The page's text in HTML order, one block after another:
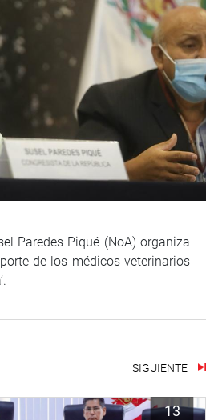
Paredes Piqué (NoA) organiza
de los médicos veterinarios
SIGUIENTE
13